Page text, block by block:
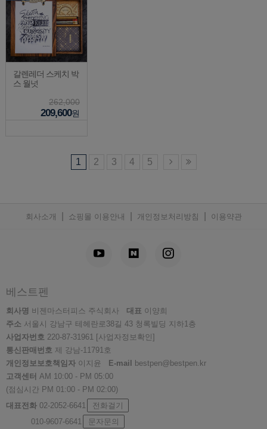
갈렌레더 스케치 박
스 월넛
262,000
209,600원
1 2 3 4 5
회사소개 쇼핑몰 이용안내 개인정보처리방침 이용약관
베스트펜
회사명 비젠마스터피스 주식회사 대표 이양희
주소 서울시 강남구 테헤란로38길 43 청록빌딩 지하1층
사업자번호 220-87-31961 [사업자정보확인]
통신판매번호 제 강남-11791호
개인정보보호책임자 이지윤 E-mail
bestpen@bestpen.kr
고객센터 AM 10:00 - PM 05:00
(점심시간 PM 01:00 - PM 02:00)
대표전화 02-2052-6641
전화걸기
010-9607-6641
문자문의